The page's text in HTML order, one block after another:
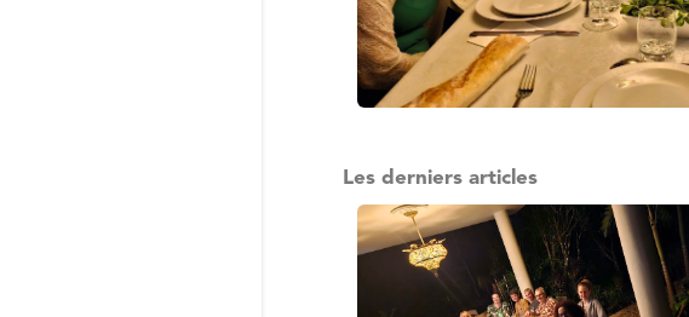
Les derniers articles